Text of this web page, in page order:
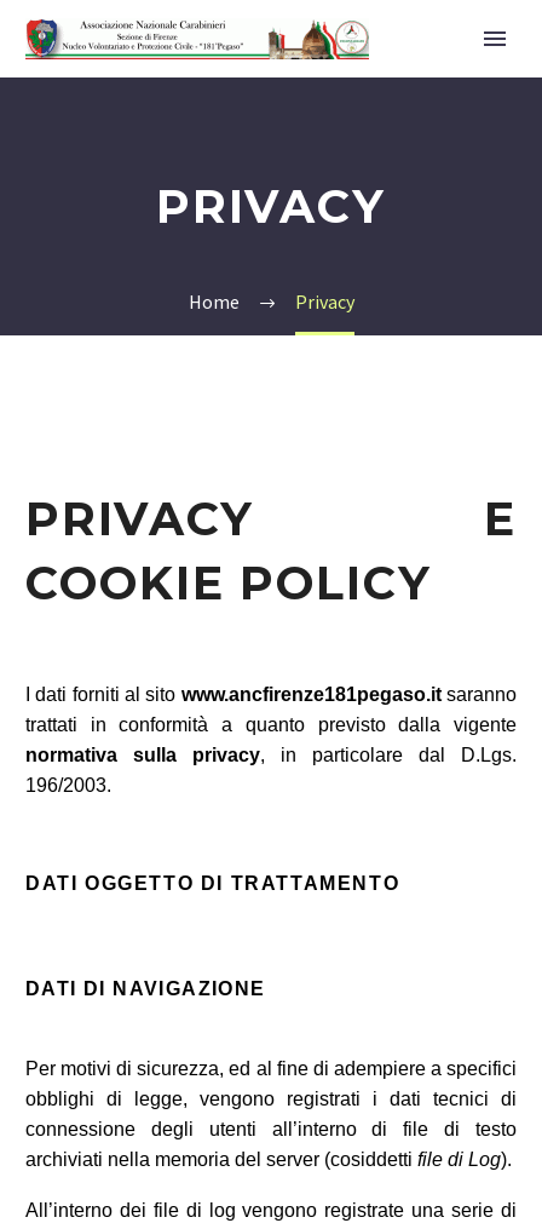
PRIVACY
Home Privacy
PRIVACY E
COOKIE POLICY
I dati forniti al sito www.ancfirenze181pegaso.itsaranno
trattati in conformità a quanto previsto dalla vigente
normativa sulla privacy, in particolare dal D.Lgs.
196/2003.
DATI OGGETTO DI TRATTAMENTO
DATI DI NAVIGAZIONE
Per motivi di sicurezza, ed al fine di adempiere a specifici
obblighi di legge, vengono registrati i dati tecnici di
connessione degli utenti all’interno di file di testo
archiviati nella memoria del server (cosiddetti file di Log).
All’interno dei file di log vengono registrate una serie di